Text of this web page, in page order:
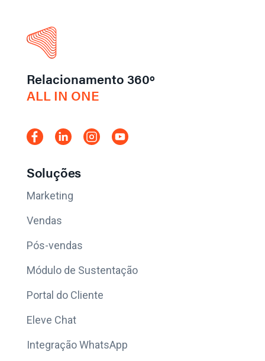
Relacionamento 360º
ALL IN ONE
Soluções
Marketing
Vendas
Pós-vendas
Módulo de Sustentação
Portal do Cliente
Eleve Chat
Integração WhatsApp